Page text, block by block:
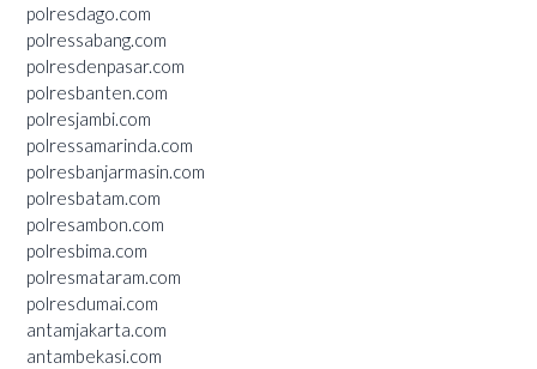
polresdago.com
polressabang.com
polresdenpasar.com
polresbanten.com
polresjambi.com
polressamarinda.com
polresbanjarmasin.com
polresbatam.com
polresambon.com
polresbima.com
polresmataram.com
polresdumai.com
antamjakarta.com
antambekasi.com